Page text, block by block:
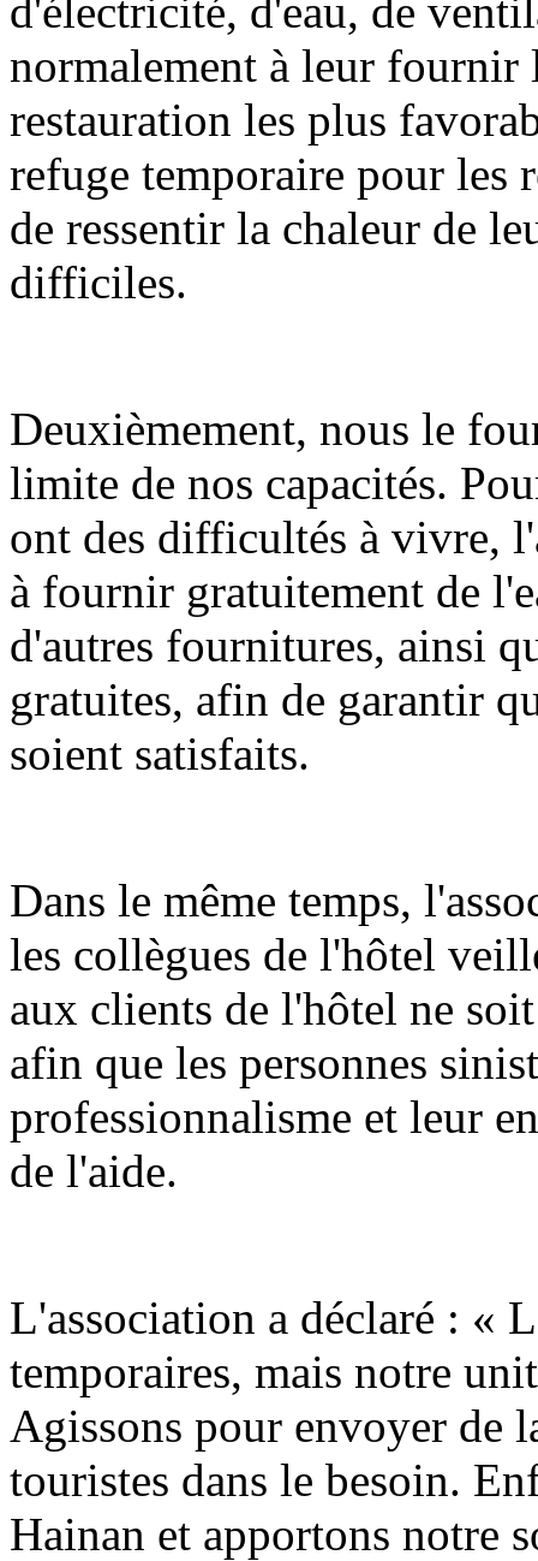
d'électricité, d'eau, de
normalement à leur fournir
restauration les plus
refuge temporaire pour les
de ressentir la chaleur de
difficiles.
Deuxièmement, nous le
limite de nos capacités.
ont des difficultés à vivre,
à fournir gratuitement de
d'autres fournitures, ainsi
gratuites, afin de garantir
soient satisfaits.
Dans le même temps,
les collègues de l'hôtel
aux clients de l'hôtel ne
afin que les personnes
professionnalisme et leur
de l'aide.
L'association a déclaré : «
temporaires, mais notre
Agissons pour envoyer de
touristes dans le besoin.
Hainan et apportons notre